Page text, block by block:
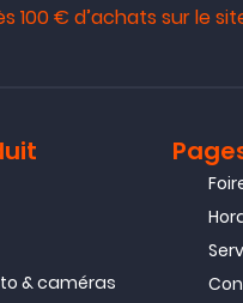
100 € d’achats sur le
& caméras